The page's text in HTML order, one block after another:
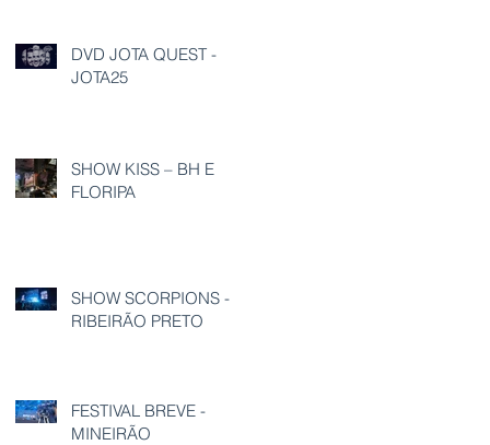
DVD JOTA QUEST -
JOTA25
SHOW KISS – BH E
FLORIPA
SHOW SCORPIONS -
RIBEIRÃO PRETO
FESTIVAL BREVE -
MINEIRÃO